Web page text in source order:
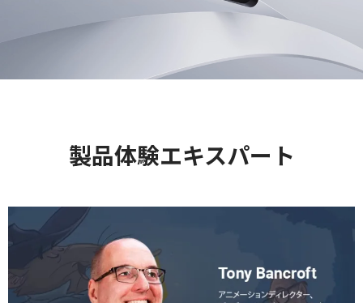
製品体験エキスパート